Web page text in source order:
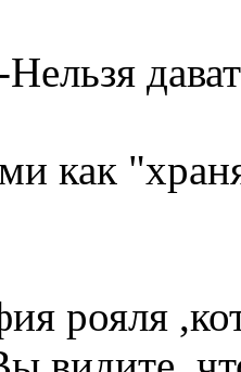
Нельзя
как
рояля